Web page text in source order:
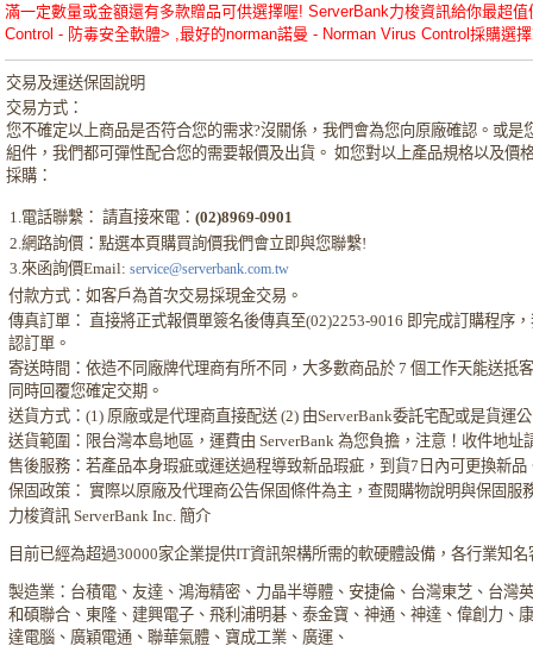
滿一定數量或金額還有多款贈品可供選擇喔! ServerBank力梭資訊給你最超
Control - 防毒安全軟體> ,最好的norman諾曼 - Norman Virus Control採購選
交易及運送保固說明
交易方式：
您不確定以上商品是否符合您的需求?沒關係，我們會為您向原廠確認。或是
組件，我們都可彈性配合您的需要報價及出貨。 如您對以上產品規格以及價
採購：
1.電話聯繫： 請直接來電：(02)8969-0901
2.網路詢價：點選本頁購買詢價我們會立即與您聯繫!
3.來函詢價Email: service@serverbank.com.tw
付款方式：如客戶為首次交易採現金交易。
傳真訂單： 直接將正式報價單簽名後傳真至(02)2253-9016 即完成訂購程序
認訂單。
寄送時間：依造不同廠牌代理商有所不同，大多數商品於 7 個工作天能送抵
同時回覆您確定交期。
送貨方式：(1) 原廠或是代理商直接配送 (2) 由ServerBank委託宅配或是貨運
送貨範圍：限台灣本島地區，運費由 ServerBank 為您負擔，注意！收件地址
售後服務：若產品本身瑕疵或運送過程導致新品瑕疵，到貨7日內可更換新品
保固政策： 實際以原廠及代理商公告保固條件為主，查閱購物說明與保固服
力梭資訊 ServerBank Inc. 簡介
目前已經為超過30000家企業提供IT資訊架構所需的軟硬體設備，各行業知名
製造業：台積電、友達、鴻海精密、力晶半導體、安捷倫、台灣東芝、台灣
和碩聯合、東隆、建興電子、飛利浦明碁、泰金寶、神通、神達、偉創力、
達電腦、廣穎電通、聯華氣體、寶成工業、廣運、